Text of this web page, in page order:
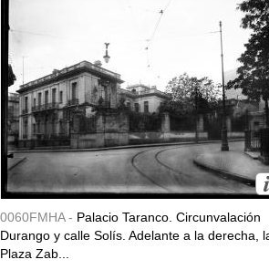
0060FMHA - Palacio Taranco. Circunvalación
Durango y calle Solís. Adelante a la derecha,
Plaza Zab...